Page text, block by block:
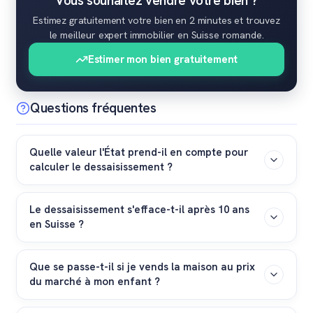
Estimez gratuitement votre bien en 2 minutes et trouvez
le meilleur expert immobilier en Suisse romande.
Estimer mon bien gratuitement
Questions fréquentes
Quelle valeur l'État prend-il en compte pour
calculer le dessaisissement ?
Les autorités cantonales se basent sur la valeur vénale
(la valeur marchande réelle) du bien au moment du
transfert de propriété, et non sur la valeur fiscale. Une
estimation immobilière professionnelle est donc
fortement recommandée pour justifier le prix de vente
fixé dans l'acte notarié.
Le dessaisissement s'efface-t-il après 10 ans
en Suisse ?
Non, c'est une erreur fréquente. Contrairement au droit
fiscal de certains cantons pour les donations, il n'y a
pas de délai de prescription de 5 ou 10 ans pour les
prestations complémentaires (PC). Le montant du
Que se passe-t-il si je vends la maison au prix
du marché à mon enfant ?
Si la transaction reflète la valeur vénale exacte de